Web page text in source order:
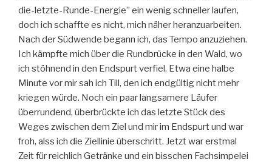
die-letzte-Runde-Energie” ein wenig schneller laufen,
doch ich schaffte es nicht, mich näher heranzuarbeiten.
Nach der Südwende begann ich, das Tempo anzuziehen.
Ich kämpfte mich über die Rundbrücke in den Wald, wo
ich stöhnend in den Endspurt verfiel. Etwa eine halbe
Minute vor mir sah ich Till, den ich endgültig nicht mehr
kriegen würde. Noch ein paar langsamere Läufer
überrundend, überbrückte ich das letzte Stück des
Weges zwischen dem Ziel und mir im Endspurt und war
froh, alss ich die Ziellinie überschritt. Jetzt war erstmal
Zeit für reichlich Getränke und ein bisschen Fachsimpelei